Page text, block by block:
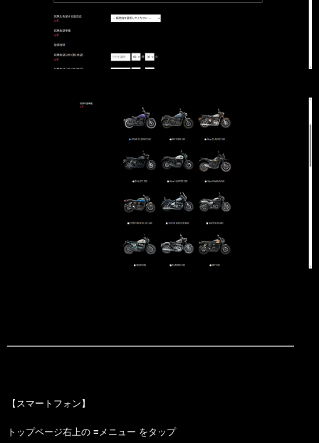
━━━━━━━━━━━━━━━━━━━━━━━━━━━━━━━
【スマートフォン】
トップページ右上の ≡メニュー をタップ